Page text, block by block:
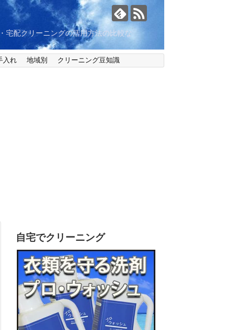
宅配クリーニングの活用方法の比較な
入れ 地域別 クリーニング豆知識
自宅でクリーニング